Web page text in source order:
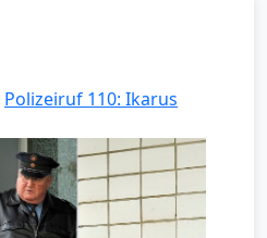
Polizeiruf 110: Ikarus